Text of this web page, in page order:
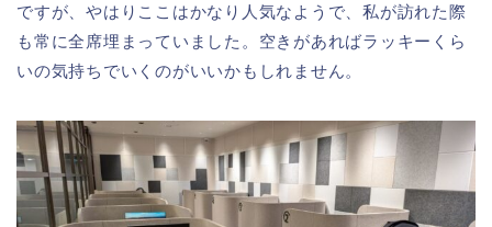
ですが、やはりここはかなり人気なようで、私が訪れた際
も常に全席埋まっていました。空きがあればラッキーくら
いの気持ちでいくのがいいかもしれません。